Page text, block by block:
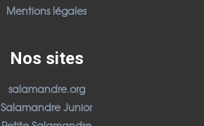
Mentions légales
Nos sites
salamandre.org
Salamandre Junior